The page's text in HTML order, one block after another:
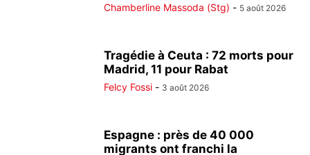
Chamberline Massoda (Stg) - 5 août 2026
Tragédie à Ceuta : 72 morts pour
Madrid, 11 pour Rabat
Felcy Fossi - 3 août 2026
Espagne : près de 40 000
migrants ont franchi la